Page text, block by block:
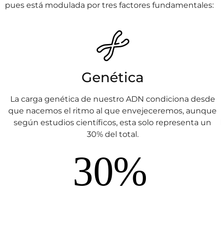
pues está modulada por tres factores fundamentales:
Genética
La carga genética de nuestro ADN condiciona desde
que nacemos el ritmo al que envejeceremos, aunque
según estudios científicos, esta solo representa un
30% del total.